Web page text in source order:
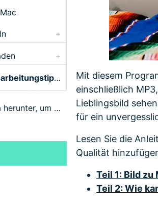
+
+
Weitere Videobearbeitungstipps entdecken
Laden Sie Filmora herunter, um Videos
Mit diesem
einschließlich
Lieblingsbild
für ein
Lesen Sie die
Qualität
Teil 1: Bild
Teil 2: Wie